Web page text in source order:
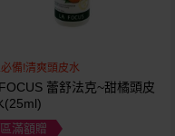
備!清爽頭皮水
蕾舒法克~甜橘頭皮
(25ml)
滿額贈